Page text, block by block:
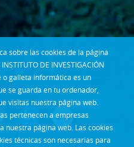
sobre las cookies de la página
DE INVESTIGACIÓN
o galleta informática es un
se guarda en tu ordenador,
visitas nuestra página web.
pertenecen a empresas
nuestra página web. Las cookies
técnicas son necesarias para